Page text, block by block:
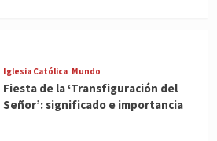
Iglesia Católica Mundo
Fiesta de la ‘Transfiguración del
Señor’: significado e importancia